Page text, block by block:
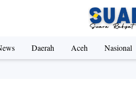
Daerah Aceh Nasional